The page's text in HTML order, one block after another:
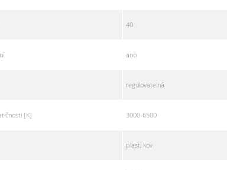
40
ano
regulovatelná
[K] 3000-6500
plast, kov